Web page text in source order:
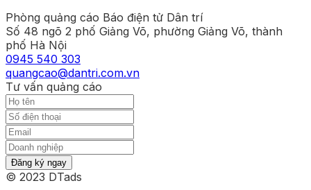
Phòng quảng cáo Báo điện tử Dân trí
Số 48 ngõ 2 phố Giảng Võ, phường Giảng Võ, thành
phố Hà Nội
0945 540 303
quangcao@dantri.com.vn
Tư vấn quảng cáo
Đăng ký ngay
© 2023 DTads